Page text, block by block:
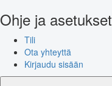
Ohje ja asetukset
Tili
Ota yhteyttä
Kirjaudu sisään